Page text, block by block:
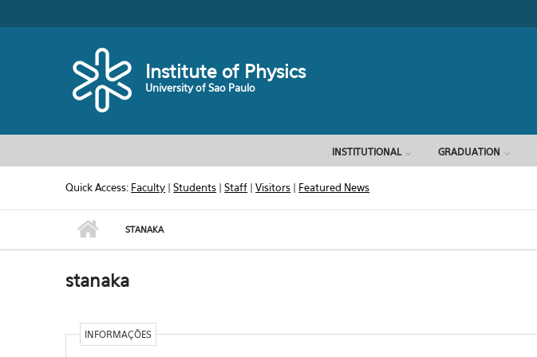
Institute of Physics
University of Sao Paulo
INSTITUTIONAL GRADUATION
Quick Access: Faculty |Students |Staff |Visitors | Featured News
STANAKA
stanaka
INFORMAÇÕES